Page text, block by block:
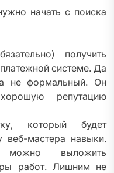
начать с поиска
получить
системе. Да
не формальный. Он
репутацию
который будет
мастера навыки.
выложить
работ. Лишним не